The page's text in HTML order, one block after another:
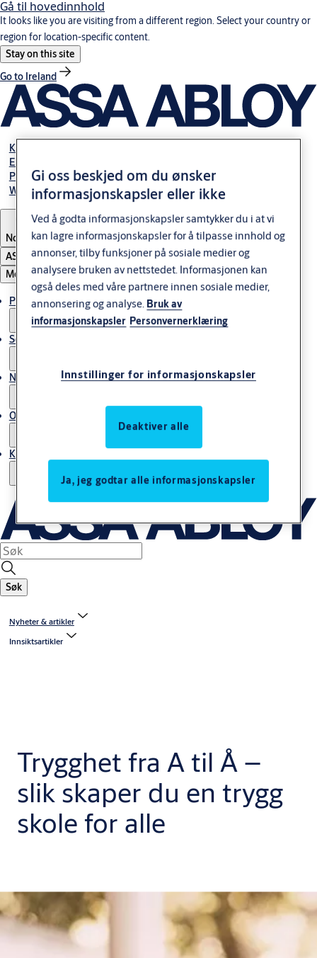
Gå til hovedinnhold
It looks like you are visiting from a different region. Select your country or
region for location-specific content.
Stay on this site
Go to Ireland
Karriere
Elektromekaniske guider
Partner Area
Webshop
Norway
ASSA ABLOY Group
Meny
Produkter og løsninger
Service
Nyheter & artikler
Om ASSA ABLOY Norway
Kontakt oss
Søk
Nyheter & artikler
Innsiktsartikler
Trygghet fra A til Å –
slik skaper du en trygg
skole for alle
Gi oss beskjed om du ønsker
informasjonskapsler eller ikke
Ved å godta informasjonskapsler samtykker du i at vi
kan lagre informasjonskapsler for å tilpasse innhold og
annonser, tilby funksjoner på sosiale medier og
analysere bruken av nettstedet. Informasjonen kan
også deles med våre partnere innen sosiale medier,
annonsering og analyse. Bruk av
informasjonskapsler Personvernerklæring
Innstillinger for informasjonskapsler
Deaktiver alle
Ja, jeg godtar alle informasjonskapsler